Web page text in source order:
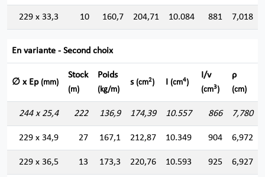
229 x 33,3 10 160,7 204,71 10.084 881 7,018
En variante - Second choix
∅ x Ep (mm)
Stock
(m)
Poids
(kg/m)
s (cm2) I (cm4)
I/v
(cm3)
ρ
(cm)
244 x 25,4 222 136,9 174,39 10.557 866 7,780
229 x 34,9 27 167,1 212,87 10.349 904 6,972
229 x 36,5 13 173,3 220,76 10.593 925 6,927